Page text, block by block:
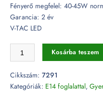
Fényerő megfelel: 40-45W
Garancia: 2 év
V-TAC LED
LED izzó - 5,5W E14 gyertya
Kosárba teszem
Cikkszám: 7291
Kategóriák: E14 foglalattal,